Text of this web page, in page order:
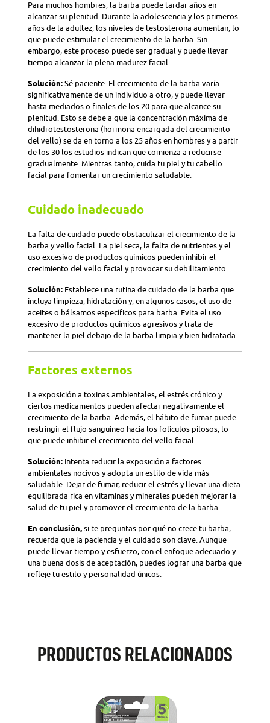
Para muchos hombres, la barba puede tardar años en
alcanzar su plenitud. Durante la adolescencia y los primeros
años de la adultez, los niveles de testosterona aumentan, lo
que puede estimular el crecimiento de la barba. Sin
embargo, este proceso puede ser gradual y puede llevar
tiempo alcanzar la plena madurez facial.
Solución: Sé paciente. El crecimiento de la barba varía
significativamente de un individuo a otro, y puede llevar
hasta mediados o finales de los 20 para que alcance su
plenitud. Esto se debe a que la concentración máxima de
dihidrotestosterona (hormona encargada del crecimiento
del vello) se da en torno a los 25 años en hombres y a partir
de los 30 los estudios indican que comienza a reducirse
gradualmente. Mientras tanto, cuida tu piel y tu cabello
facial para fomentar un crecimiento saludable.
Cuidado inadecuado
La falta de cuidado puede obstaculizar el crecimiento de la
barba y vello facial. La piel seca, la falta de nutrientes y el
uso excesivo de productos químicos pueden inhibir el
crecimiento del vello facial y provocar su debilitamiento.
Solución: Establece una rutina de cuidado de la barba que
incluya limpieza, hidratación y, en algunos casos, el uso de
aceites o bálsamos específicos para barba. Evita el uso
excesivo de productos químicos agresivos y trata de
mantener la piel debajo de la barba limpia y bien hidratada.
Factores externos
La exposición a toxinas ambientales, el estrés crónico y
ciertos medicamentos pueden afectar negativamente el
crecimiento de la barba. Además, el hábito de fumar puede
restringir el flujo sanguíneo hacia los folículos pilosos, lo
que puede inhibir el crecimiento del vello facial.
Solución: Intenta reducir la exposición a factores
ambientales nocivos y adopta un estilo de vida más
saludable. Dejar de fumar, reducir el estrés y llevar una dieta
equilibrada rica en vitaminas y minerales pueden mejorar la
salud de tu piel y promover el crecimiento de la barba.
En conclusión, si te preguntas por qué no crece tu barba,
recuerda que la paciencia y el cuidado son clave. Aunque
puede llevar tiempo y esfuerzo, con el enfoque adecuado y
una buena dosis de aceptación, puedes lograr una barba que
refleje tu estilo y personalidad únicos.
PRODUCTOS RELACIONADOS